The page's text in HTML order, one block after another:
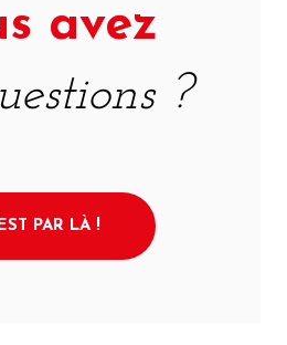
avez
?
PAR LÀ !